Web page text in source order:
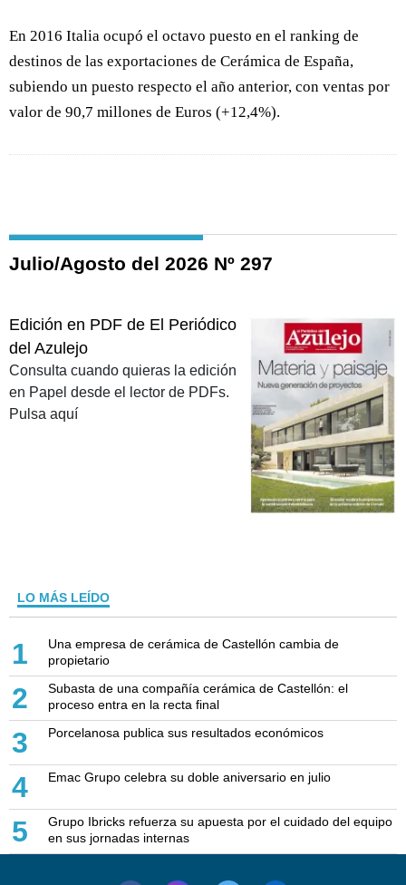
En 2016 Italia ocupó el octavo puesto en el ranking de
destinos de las exportaciones de Cerámica de España,
subiendo un puesto respecto el año anterior, con ventas por
valor de 90,7 millones de Euros (+12,4%).
Julio/Agosto del 2026 Nº 297
Edición en PDF de El Periódico
del Azulejo
Consulta cuando quieras la edición
en Papel desde el lector de PDFs.
Pulsa aquí
LO MÁS LEÍDO
1
Una empresa de cerámica de Castellón cambia de
propietario
2
Subasta de una compañía cerámica de Castellón: el
proceso entra en la recta final
3 Porcelanosa publica sus resultados económicos
4 Emac Grupo celebra su doble aniversario en julio
5
Grupo Ibricks refuerza su apuesta por el cuidado del equipo
en sus jornadas internas